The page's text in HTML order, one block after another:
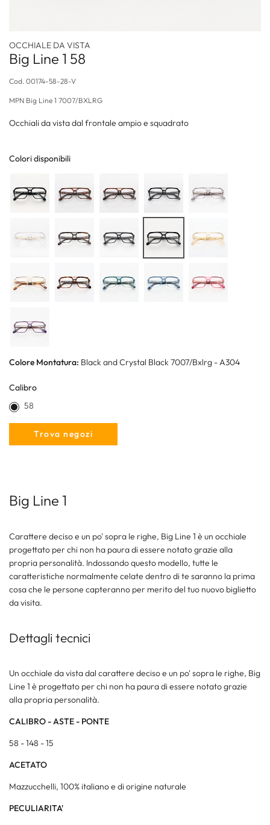
OCCHIALE DA VISTA
Big Line 1 58
Cod. 00174-58-28-V
MPN Big Line 1 7007/BXLRG
Occhiali da vista dal frontale ampio e squadrato
Colori disponibili
Colore Montatura: Black and Crystal Black 7007/Bxlrg - A304
Calibro
58
Trova negozi
Big Line 1
Carattere deciso e un po' sopra le righe, Big Line 1 è un occhiale
progettato per chi non ha paura di essere notato grazie alla
propria personalità. Indossando questo modello, tutte le
caratteristiche normalmente celate dentro di te saranno la prima
cosa che le persone capteranno per merito del tuo nuovo biglietto
da visita.
Dettagli tecnici
Un occhiale da vista dal carattere deciso e un po' sopra le righe, Big
Line 1 è progettato per chi non ha paura di essere notato grazie
alla propria personalità.
CALIBRO - ASTE - PONTE
58 - 148 - 15
ACETATO
Mazzucchelli, 100% italiano e di origine naturale
PECULIARITA'